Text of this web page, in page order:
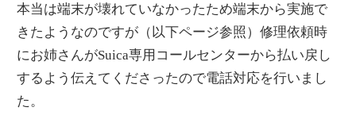
本当は端末が壊れていなかったため端末から実施で
きたようなのですが（以下ページ参照）修理依頼時
にお姉さんがSuica専用コールセンターから払い戻し
するよう伝えてくださったので電話対応を行いまし
た。